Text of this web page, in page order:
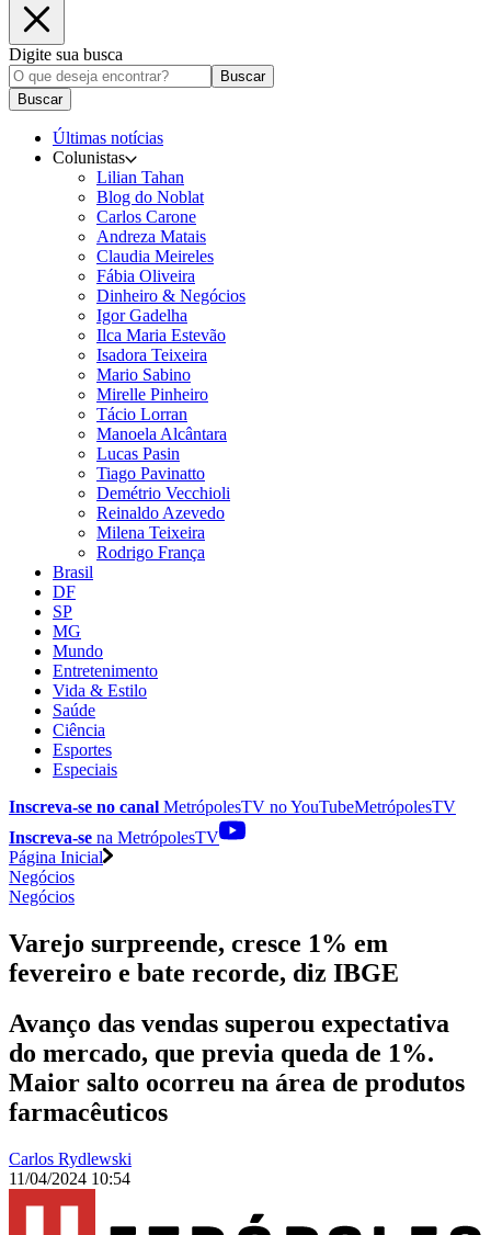
Digite sua busca
Buscar
Buscar
Últimas notícias
Colunistas
Lilian Tahan
Blog do Noblat
Carlos Carone
Andreza Matais
Claudia Meireles
Fábia Oliveira
Dinheiro & Negócios
Igor Gadelha
Ilca Maria Estevão
Isadora Teixeira
Mario Sabino
Mirelle Pinheiro
Tácio Lorran
Manoela Alcântara
Lucas Pasin
Tiago Pavinatto
Demétrio Vecchioli
Reinaldo Azevedo
Milena Teixeira
Rodrigo França
Brasil
DF
SP
MG
Mundo
Entretenimento
Vida & Estilo
Saúde
Ciência
Esportes
Especiais
Inscreva-se no canal MetrópolesTV noYouTubeMetrópolesTV
Inscreva-se na MetrópolesTV
Página Inicial
Negócios
Negócios
Varejo surpreende, cresce 1% em
fevereiro e bate recorde, diz IBGE
Avanço das vendas superou expectativa
do mercado, que previa queda de 1%.
Maior salto ocorreu na área de produtos
farmacêuticos
Carlos Rydlewski
11/04/2024 10:54